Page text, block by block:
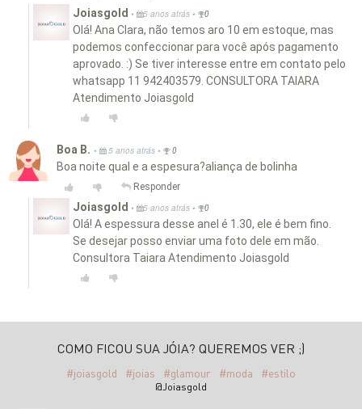
Joiasgold • 5 anos atrás • 0
Olá! Ana Clara, não temos aro 10 em estoque, mas
podemos confeccionar para você após pagamento
aprovado. :) Se tiver interesse entre em contato pelo
whatsapp 11 942403579. CONSULTORA TAIARA
Atendimento Joiasgold
Boa B. • 5 anos atrás • 0
Boa noite qual e a espesura?aliança de bolinha
Responder
Joiasgold • 5 anos atrás • 0
Olá! A espessura desse anel é 1.30, ele é bem fino.
Se desejar posso enviar uma foto dele em mão.
Consultora Taiara Atendimento Joiasgold
COMO FICOU SUA JÓIA? QUEREMOS VER ;)
#joiasgold #joias #glamour #moda #estilo
@Joiasgold